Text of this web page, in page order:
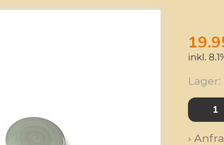
inkl.
Lager:
›